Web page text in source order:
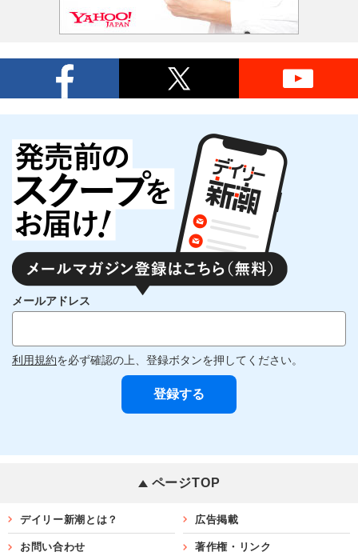
メールアドレス
利用規約を必ず確認の上、登録ボタンを押してください。
ページTOP
デイリー新潮とは？ 広告掲載
お問い合わせ 著作権・リンク